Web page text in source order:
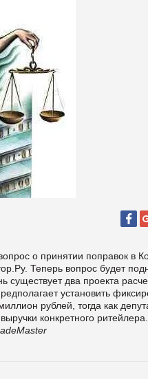
о принятии поправок в
Теперь вопрос будет
два проекта
установить
рублей, тогда как
конкретного ритейлера.